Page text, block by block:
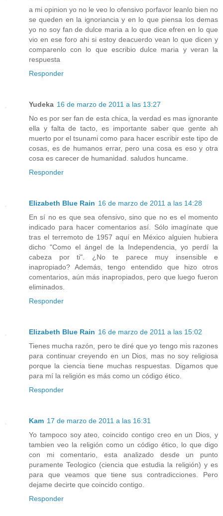
a mi opinion yo no le veo lo ofensivo porfavor leanlo bien no
se queden en la ignoriancia y en lo que piensa los demas
yo no soy fan de dulce maria a lo que dice efren en lo que
vio en ese foro ahi si estoy deacuerdo vean lo que dicen y
comparenlo con lo que escribio dulce maria y veran la
respuesta
Responder
Yudeka 16 de marzo de 2011 a las 13:27
No es por ser fan de esta chica, la verdad es mas ignorante
ella y falta de tacto, es importante saber que gente ah
muerto por el tsunami como para hacer escribir este tipo de
cosas, es de humanos errar, pero una cosa es eso y otra
cosa es carecer de humanidad. saludos huncame.
Responder
Elizabeth Blue Rain 16 de marzo de 2011 a las 14:28
En sí no es que sea ofensivo, sino que no es el momento
indicado para hacer comentarios así. Sólo imagínate que
tras el terremoto de 1957 aquí en México alguien hubiera
dicho "Como el ángel de la Independencia, yo perdí la
cabeza por ti". ¿No te parece muy insensible e
inapropiado? Además, tengo entendido que hizo otros
comentarios, aún más inapropiados, pero que luego fueron
eliminados.
Responder
Elizabeth Blue Rain 16 de marzo de 2011 a las 15:02
Tienes mucha razón, pero te diré que yo tengo mis razones
para continuar creyendo en un Dios, mas no soy religiosa
porque la ciencia tiene muchas respuestas. Digamos que
para mí la religión es más como un código ético.
Responder
Kam 17 de marzo de 2011 a las 16:31
Yo tampoco soy ateo, coincido contigo creo en un Dios, y
tambien veo la religión como un código ético, lo que digo
con mi comentario, esta analizado desde un punto
puramente Teologico (ciencia que estudia la religión) y es
para que veamos que tiene sus contradicciones. Pero
dejame decirte que coincido contigo.
Responder